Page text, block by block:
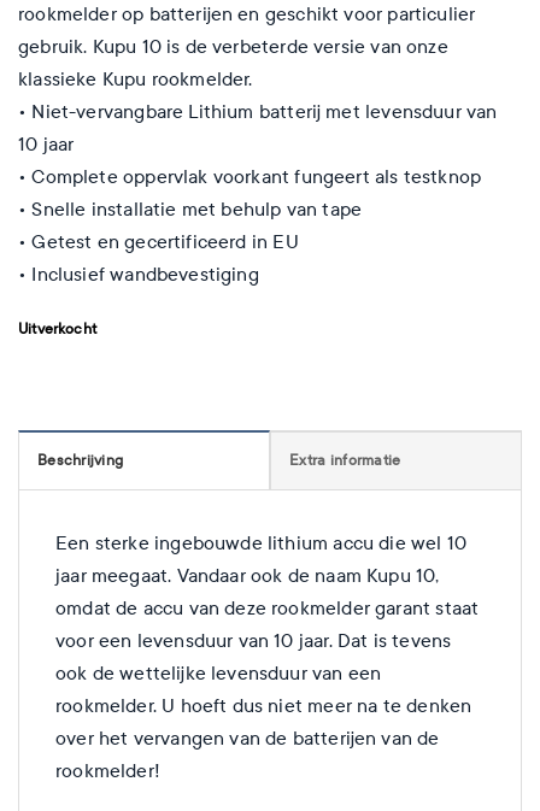
rookmelder op batterijen en geschikt voor particulier
gebruik. Kupu 10 is de verbeterde versie van onze
klassieke Kupu rookmelder.
• Niet-vervangbare Lithium batterij met levensduur van
10 jaar
• Complete oppervlak voorkant fungeert als testknop
• Snelle installatie met behulp van tape
• Getest en gecertificeerd in EU
• Inclusief wandbevestiging
Uitverkocht
Beschrijving Extra informatie
Een sterke ingebouwde lithium accu die wel 10
jaar meegaat. Vandaar ook de naam Kupu 10,
omdat de accu van deze rookmelder garant staat
voor een levensduur van 10 jaar. Dat is tevens
ook de wettelijke levensduur van een
rookmelder. U hoeft dus niet meer na te denken
over het vervangen van de batterijen van de
rookmelder!